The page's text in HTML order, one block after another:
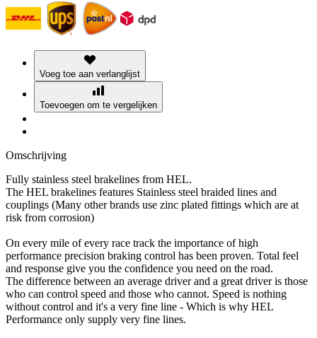
Voeg toe aan verlanglijst
Toevoegen om te vergelijken
Omschrijving
Fully stainless steel brakelines from HEL.
The HEL brakelines features Stainless steel braided lines and
couplings (Many other brands use zinc plated fittings which are at
risk from corrosion)
On every mile of every race track the importance of high
performance precision braking control has been proven. Total feel
and response give you the confidence you need on the road.
The difference between an average driver and a great driver is those
who can control speed and those who cannot. Speed is nothing
without control and it's a very fine line - Which is why HEL
Performance only supply very fine lines.